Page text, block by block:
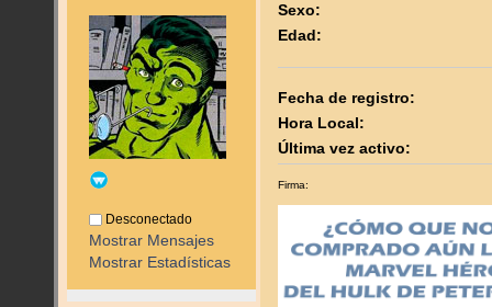
Desconectado
Mostrar Mensajes
Mostrar Estadísticas
Sexo:
Edad:
Fecha de registro:
Hora Local:
Última vez activo:
Firma: